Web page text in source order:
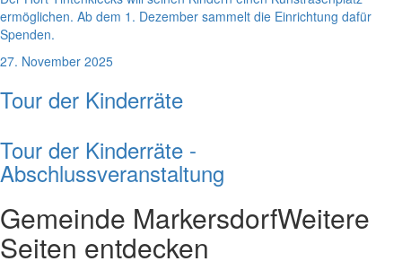
ermöglichen. Ab dem 1. Dezember sammelt die Einrichtung dafür
Spenden.
27. November 2025
Tour der Kinderräte
Tour der Kinderräte -
Abschlussveranstaltung
Gemeinde MarkersdorfWeitere
Seiten entdecken